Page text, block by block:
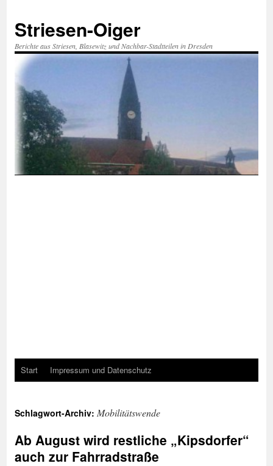
springen
Striesen-Oiger
Berichte aus Striesen, Blasewitz und Nachbar-Stadtteilen in Dresden
Start Impressum und Datenschutz
Schlagwort-Archiv: Mobilitätswende
Ab August wird restliche „Kipsdorfer“
auch zur Fahrradstraße